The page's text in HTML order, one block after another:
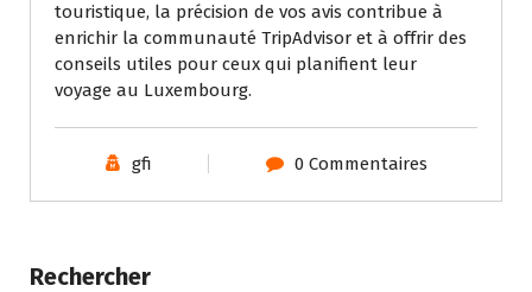
touristique, la précision de vos avis contribue à
enrichir la communauté TripAdvisor et à offrir des
conseils utiles pour ceux qui planifient leur
voyage au Luxembourg.
gfi 0 Commentaires
Rechercher